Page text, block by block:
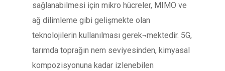
sağlanabilmesi için mikro hücreler, MIMO ve
ağ dilimleme gibi gelişmekte olan
teknolojilerin kullanılması gerek¬mektedir. 5G,
tarımda toprağın nem seviyesinden, kimyasal
kompozisyonuna kadar izlenebilen